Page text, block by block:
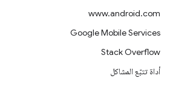
www.android.com
Google Mobile Services
Stack Overflow
أداة تتبّع المشاكل